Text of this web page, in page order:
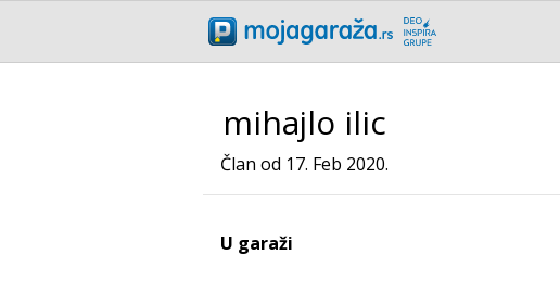
mihajlo ilic
Član od 17. Feb 2020.
U garaži